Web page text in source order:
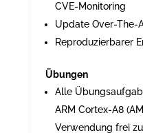
CVE-Monitoring
Update Over-The-
Reproduzierbarer
Übungen
Alle
ARM Cortex-A8
Verwendung frei